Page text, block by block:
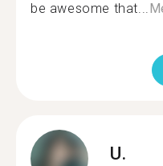
be awesome that...
U.